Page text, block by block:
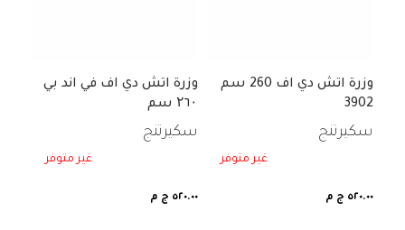
وزرة اتش دي اف 260 سم
3902
سكيرتنج
غير متوفر
٥٢٠.٠٠ ج م
وزرة اتش دي اف في اند بي
۲٦۰ سم
سكيرتنج
غير متوفر
٥٢٠.٠٠ ج م